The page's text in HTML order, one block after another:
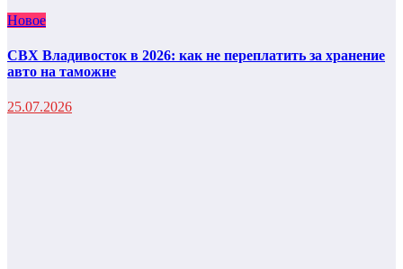
Новое
СВХ Владивосток в 2026: как не переплатить за хранение
авто на таможне
25.07.2026